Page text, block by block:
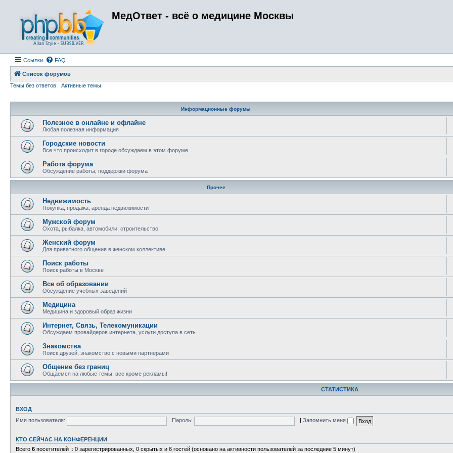
МедОтвет - всё о медицине Москвы
Ссылки FAQ
Список форумов
Темы без ответов
Активные темы
Информационные форумы
Полезное в онлайне и офлайне
Любая полезная информация
Городские новости
Все что происходит в городе обсуждаем в этом форуме
Работа форума
Обсуждение работы, поддержки форума
Прочее
Недвижимость
Покупка, продажа, аренда недвижимости
Мужской форум
Охота, рыбалка, автомобили, строительство
Женский форум
Для приватного общения в женском коллективе
Поиск работы
Поиск работы в Москве
Все об образовании
Обсуждение учебных заведений
Медицина
Медицина и здоровый образ жизни
Интернет, Связь, Телекомуникации
Обсуждаем провайдеров интернета, услуги доступа в сеть
Знакомства
Поиск друзей, знакомство с новыми партнерами
Общение без границ
Общаемся на любые темы, все кроме рекламы!
СТАТИСТИКА
ВХОД
Имя пользователя:
Пароль: Запомнить меня
КТО СЕЙЧАС НА КОНФЕРЕНЦИИ
Всего 6 посетителей :: 0 зарегистрированных, 0 скрытых и 6 гостей (основано на активности пользователей за последние 5 минут)